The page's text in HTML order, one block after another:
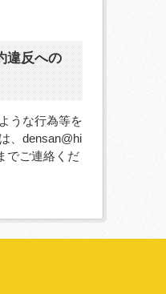
違反への
うな行為等を
、densan@hi
でご連絡くだ